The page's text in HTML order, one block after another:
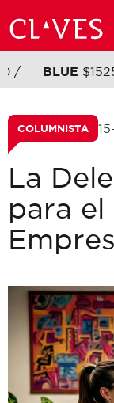
/ BLUE
COLUMNISTA
La
para